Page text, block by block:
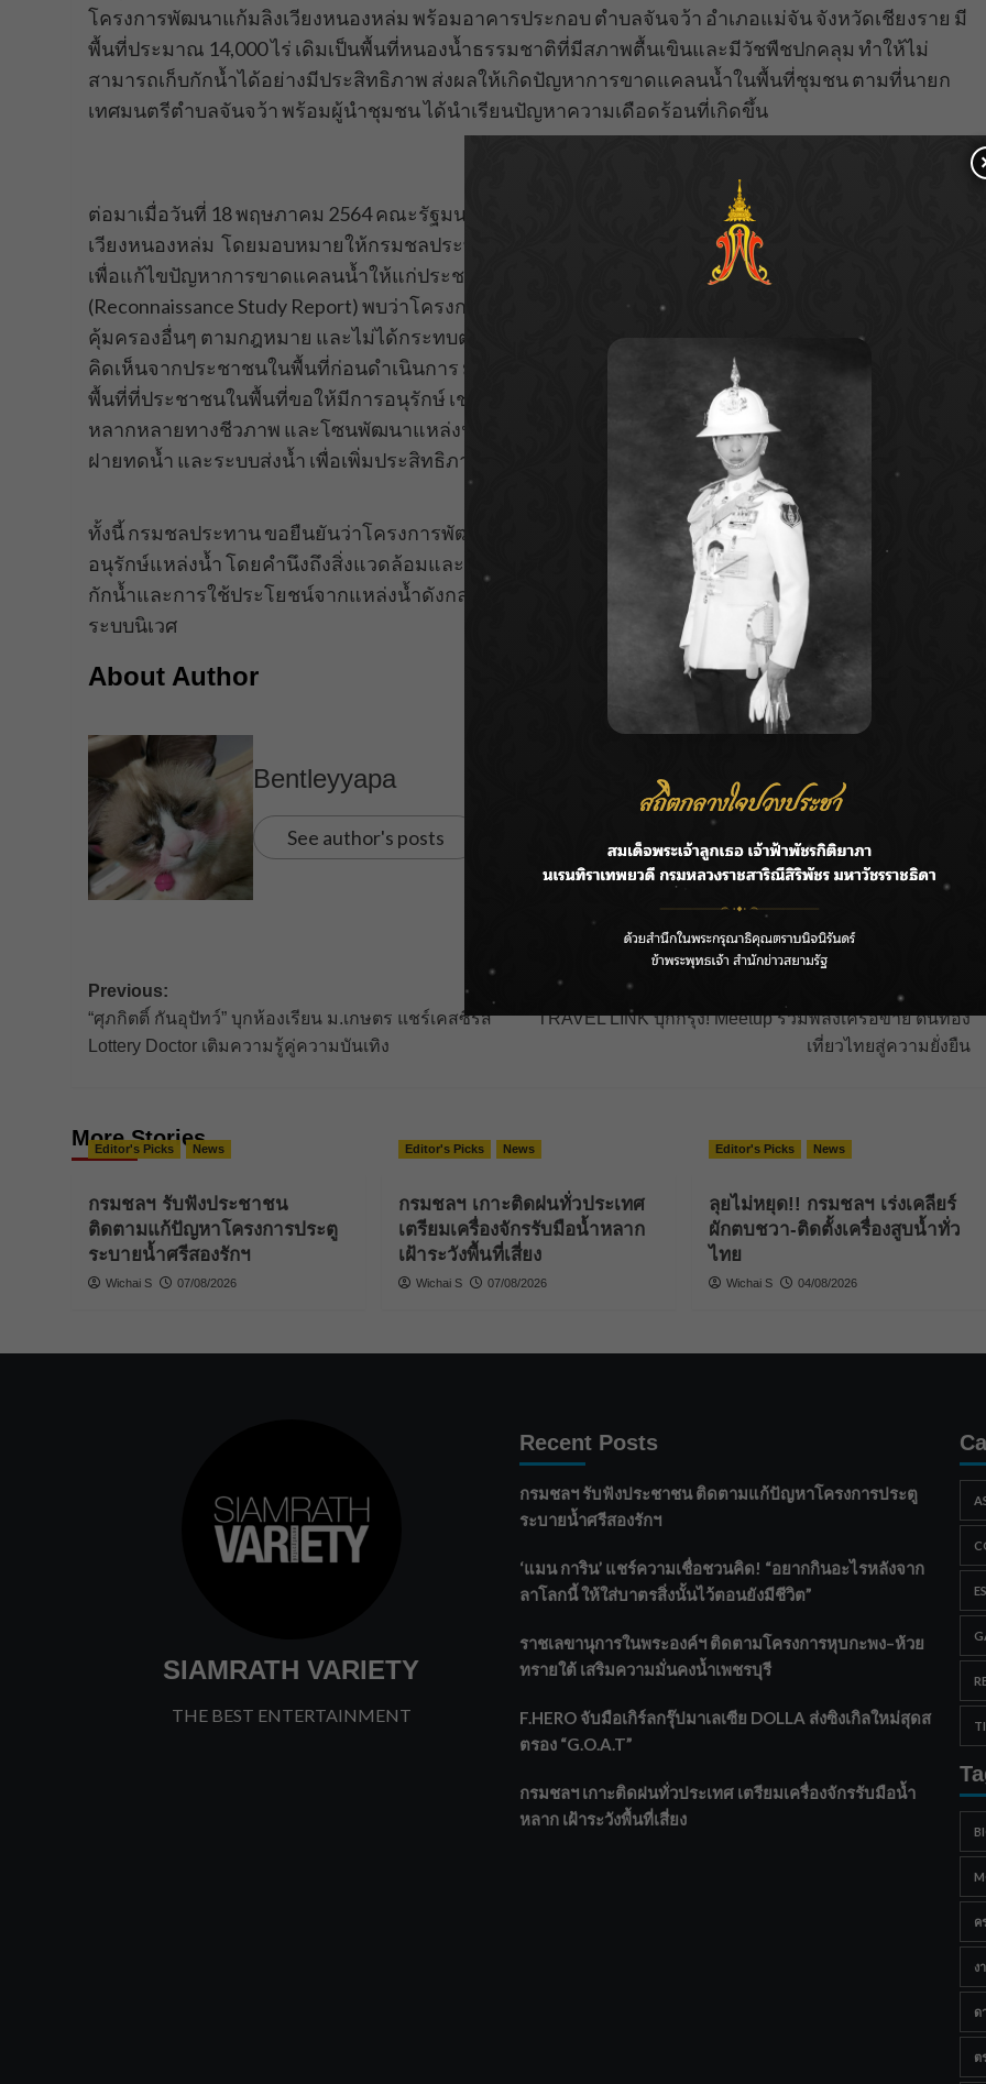
โครงการพัฒนาแก้มลิงเวียงหนองหล่ม พร้อมอาคารประกอบ ตำบลจันจว้า อำเภอแม่จัน จังหวัดเชียงราย มี
พื้นที่ประมาณ 14,000 ไร่ เดิมเป็นพื้นที่หนองน้ำธรรมชาติที่มีสภาพตื้นเขินและมีวัชพืชปกคลุม ทำให้ไม่
สามารถเก็บกักน้ำได้อย่างมีประสิทธิภาพ ส่งผลให้เกิดปัญหาการขาดแคลนน้ำในพื้นที่ชุมชน ตามที่นายก
เทศมนตรีตำบลจันจว้า พร้อมผู้นำชุมชน ได้นำเรียนปัญหาความเดือดร้อนที่เกิดขึ้น
ต่อมาเมื่อวันที่ 18 พฤษภาคม 2564 คณะรัฐมนตรีได้เห็นชอบกรอบแผนพัฒนาอนุรักษ์ฟื้นฟูกว๊านพะเยา และ
เวียงหนองหล่ม โดยมอบหมายให้กรมชลประทาน และหน่วยงานที่เกี่ยวข้อง วางแผนพัฒนาพื้นที่ดังกล่าว
เพื่อแก้ไขปัญหาการขาดแคลนน้ำให้แก่ประชาชน มีการศึกษาผลกระทบด้านสิ่งแวดล้อมเบื้องต้น
(Reconnaissance Study Report) พบว่าโครงการนี้ไม่ได้ตั้งอยู่ในเขตป่าสงวนแห่งชาติ หรือพื้นที่ที่ได้รับการ
คุ้มครองอื่นๆ ตามกฎหมาย และไม่ได้กระทบต่อสิ่งแวดล้อมในลักษณะที่รุนแรง ที่สำคัญมีการรับฟังความ
คิดเห็นจากประชาชนในพื้นที่ก่อนดำเนินการ มีการแบ่งพื้นที่ดำเนินการเป็น 2 โซน ได้แก่ โซนอนุรักษ์ : เป็น
พื้นที่ที่ประชาชนในพื้นที่ขอให้มีการอนุรักษ์ เช่น ป่าโกงกางน้ำจืด ที่มีความสำคัญต่อระบบนิเวศและความ
หลากหลายทางชีวภาพ และโซนพัฒนาแหล่งน้ำ : จะมีการขุดลอกตะกอนดินและก่อสร้างอาคารระบายน้ำ
ฝายทดน้ำ และระบบส่งน้ำ เพื่อเพิ่มประสิทธิภาพในการเก็บกักน้ำ
ทั้งนี้ กรมชลประทาน ขอยืนยันว่าโครงการพัฒนาแก้มลิงเวียงหนองหล่ม เป็นโครงการที่มีการพัฒนาและ
อนุรักษ์แหล่งน้ำ โดยคำนึงถึงสิ่งแวดล้อมและความเป็นอยู่ของประชาชนในพื้นที่เป็นสำคัญ เพื่อให้การเก็บ
กักน้ำและการใช้ประโยชน์จากแหล่งน้ำดังกล่าว เป็นไปอย่างมีประสิทธิภาพ โดยไม่ทำลายหรือกระทบต่อ
ระบบนิเวศ
About Author
Bentleyyapa
See author's posts
Post
navigation
Previous:
“ศุภกิตติ์ กันอุปัทว์” บุกห้องเรียน ม.เกษตร แชร์เคสซีรีส์
Lottery Doctor เติมความรู้คู่ความบันเทิง
TRAVEL LINK บุกกรุง! Meetup รวมพลังเครือข่าย ดันท่อง
เที่ยวไทยสู่ความยั่งยืน
More Stories
Editor's Picks News
กรมชลฯ รับฟังประชาชน
ติดตามแก้ปัญหาโครงการประตู
ระบายน้ำศรีสองรักฯ
Wichai S 07/08/2026
Editor's Picks News
กรมชลฯ เกาะติดฝนทั่วประเทศ
เตรียมเครื่องจักรรับมือน้ำหลาก
เฝ้าระวังพื้นที่เสี่ยง
Wichai S 07/08/2026
Editor's Picks News
ลุยไม่หยุด!! กรมชลฯ เร่งเคลียร์
ผักตบชวา-ติดตั้งเครื่องสูบน้ำทั่ว
ไทย
Wichai S 04/08/2026
SIAMRATH VARIETY
THE BEST ENTERTAINMENT
Recent Posts
กรมชลฯ รับฟังประชาชน ติดตามแก้ปัญหาโครงการประตู
ระบายน้ำศรีสองรักฯ
‘แมน การิน’ แชร์ความเชื่อชวนคิด! “อยากกินอะไรหลังจาก
ลาโลกนี้ ให้ใส่บาตรสิ่งนั้นไว้ตอนยังมีชีวิต”
ราชเลขานุการในพระองค์ฯ ติดตามโครงการหุบกะพง–ห้วย
ทรายใต้ เสริมความมั่นคงน้ำเพชรบุรี
F.HERO จับมือเกิร์ลกรุ๊ปมาเลเซีย DOLLA ส่งซิงเกิลใหม่สุดส
ตรอง “G.O.A.T”
กรมชลฯ เกาะติดฝนทั่วประเทศ เตรียมเครื่องจักรรับมือน้ำ
หลาก เฝ้าระวังพื้นที่เสี่ยง
ค
ง
ด
ต